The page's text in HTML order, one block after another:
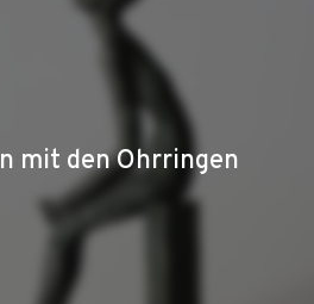
mit den Ohrringen